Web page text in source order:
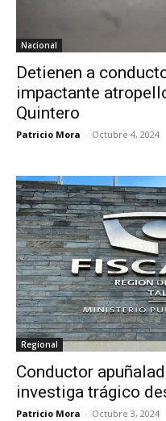
Nacional
Detienen a
impactante
Quintero
Patricio Mora - Octubre 4, 2024
Regional
Conductor
investiga trágico
Patricio Mora - Octubre 3, 2024